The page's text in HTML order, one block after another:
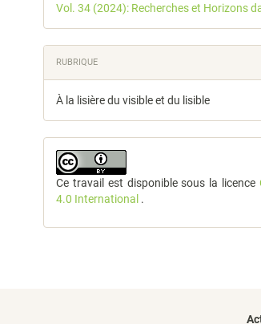
Vol. 34 (2024): Recherches et Horizons
RUBRIQUE
À la lisière du visible et du lisible
Ce travail est disponible sous la licence
4.0 International .